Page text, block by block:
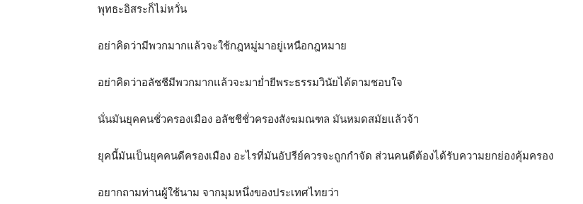
พุทธะอิสระก็ไม่หวั่น
อย่าคิดว่ามีพวกมากแล้วจะใช้กฎหมู่มาอยู่เหนือกฎหมาย
อย่าคิดว่าอลัชชีมีพวกมากแล้วจะมาย่ำยีพระธรรมวินัยได้ตามชอบใจ
นั่นมันยุคคนชั่วครองเมือง อลัชชีชั่วครองสังฆมณฑล มันหมดสมัยแล้วจ้า
ยุคนี้มันเป็นยุคคนดีครองเมือง อะไรที่มันอัปรีย์ควรจะถูกกำจัด ส่วนคนดีต้องได้รับความยกย่องคุ้มครอง
อยากถามท่านผู้ใช้นาม จากมุมหนึ่งของประเทศไทยว่า